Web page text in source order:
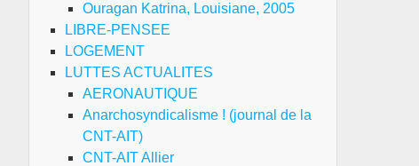
Ouragan Katrina, Louisiane, 2005
LIBRE-PENSEE
LOGEMENT
LUTTES ACTUALITES
AERONAUTIQUE
Anarchosyndicalisme ! (journal de la
CNT-AIT)
CNT-AIT Allier